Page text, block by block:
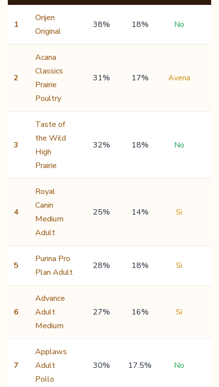
1
Orijen
Original
38% 18% No
2
Acana
Classics
Prairie
Poultry
31% 17% Avena
3
Taste of
the Wild
High
Prairie
32% 18% No
4
Royal
Canin
Medium
Adult
25% 14% Si
5
Purina Pro
Plan Adult
28% 18% Si
6
Advance
Adult
Medium
27% 16% Si
7
Applaws
Adult
Pollo
30% 17.5% No